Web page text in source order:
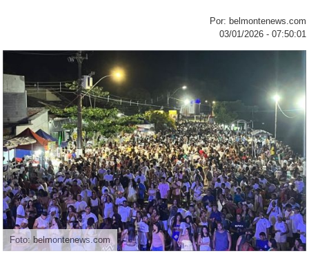
Por: belmontenews.com
03/01/2026 - 07:50:01
Foto: belmontenews.com